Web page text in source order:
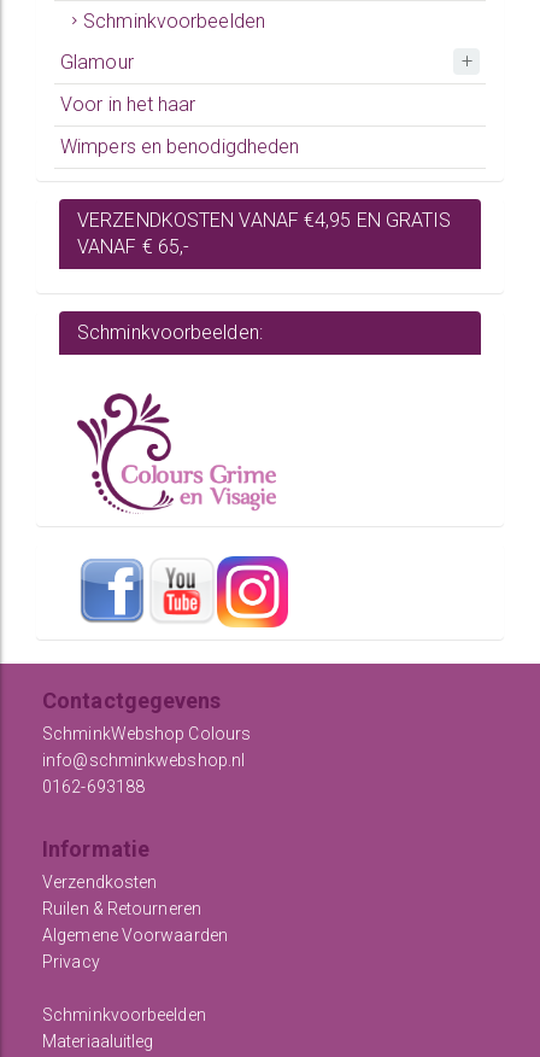
Schminkvoorbeelden
Glamour
Voor in het haar
Wimpers en benodigdheden
VERZENDKOSTEN VANAF €4,95 EN GRATIS
VANAF € 65,-
Schminkvoorbeelden:
Contactgegevens
SchminkWebshop Colours
info@schminkwebshop.nl
0162-693188
Informatie
Verzendkosten
Ruilen & Retourneren
Algemene Voorwaarden
Privacy
Schminkvoorbeelden
Materiaaluitleg